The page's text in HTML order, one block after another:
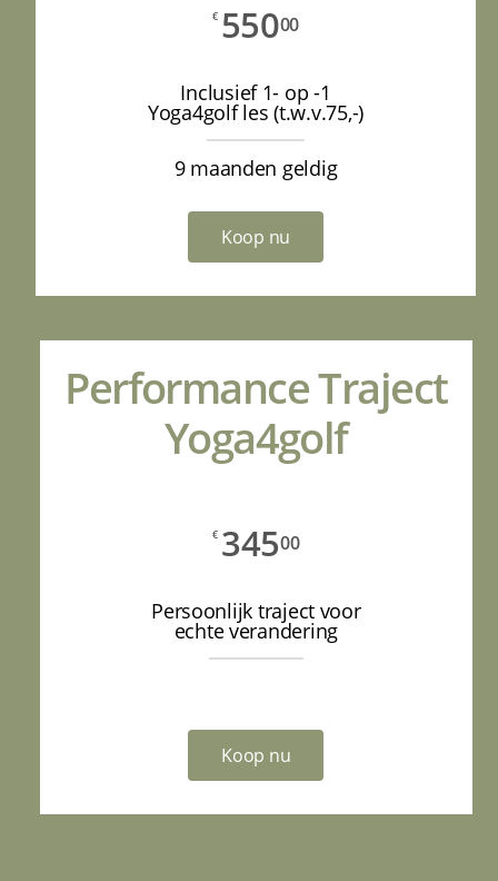
€ 55000
Inclusief 1- op -1
Yoga4golf les (t.w.v.75,-)
9 maanden geldig
Koop nu
Performance Traject
Yoga4golf
€ 34500
Persoonlijk traject voor
echte verandering
Koop nu